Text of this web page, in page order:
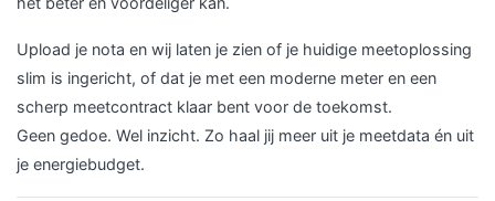
Upload je nota en wij laten je zien of je huidige meetoplossing
slim is ingericht, of dat je met een moderne meter en een
scherp meetcontract klaar bent voor de toekomst.
Geen gedoe. Wel inzicht. Zo haal jij meer uit je meetdata én uit
je energiebudget.